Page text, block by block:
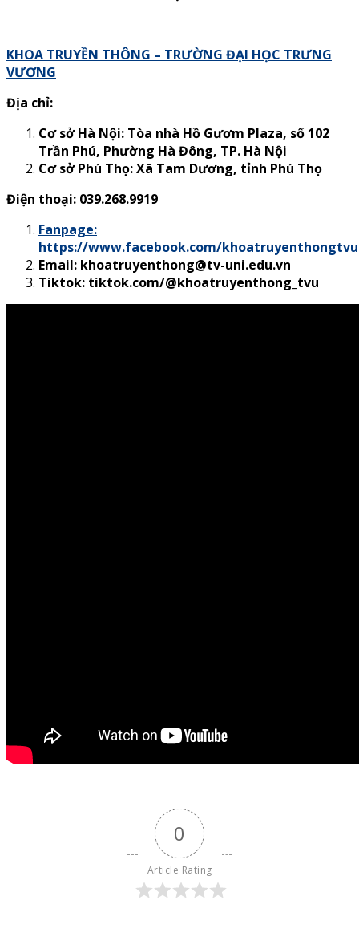
KHOA TRUYỀN THÔNG – TRƯỜNG ĐẠI HỌC TRƯNG
VƯƠNG
Địa chỉ:
Cơ sở Hà Nội: Tòa nhà Hồ Gươm Plaza, số 102
Trần Phú, Phường Hà Đông, TP. Hà Nội
Cơ sở Phú Thọ:Xã Tam Dương, tỉnh Phú Thọ
Điện thoại: 039.268.9919
Fanpage:
https://www.facebook.com/
Email: khoatruyenthong@tv-uni.edu.vn
Tiktok: tiktok.com/@khoatruyenthong_tvu
0
Article Rating